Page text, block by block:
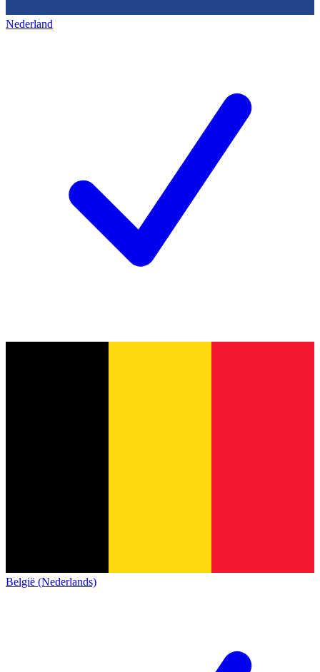
Nederland
België (Nederlands)